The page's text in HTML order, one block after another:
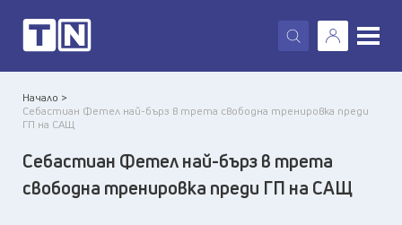
X
Начало >
Себастиан Фетел най-бърз в трета свободна тренировка преди
ГП на САЩ
Себастиан Фетел най-бърз в трета
свободна тренировка преди ГП на САЩ